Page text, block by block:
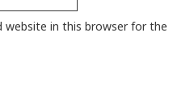
website in this browser for the